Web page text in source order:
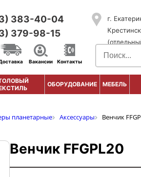
383-40-04
379-98-15
г.
Вакансии Контакты
ОБОРУДОВАНИЕ МЕБЕЛЬ
планетарные Аксессуары Венчик
Венчик FFGPL20